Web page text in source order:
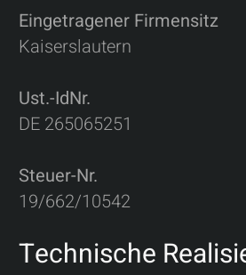
Eingetragener Firmensitz
Kaiserslautern
Ust.-IdNr.
DE 265065251
Steuer-Nr.
19/662/10542
Technische